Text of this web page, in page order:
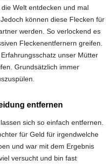
Welt entdecken und mal
können diese Flecken für
werden. So verlockend es
Fleckenentfernern greifen.
unser Mütter
Grundsätzlich immer
entfernen
sich so einfach entfernen.
für Geld für irgendwelche
und war mit dem Ergebnis
versucht und bin fast